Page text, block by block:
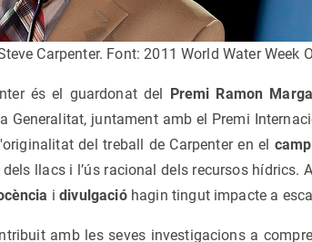
Carpenter. Font: 2011 World Water Week
és el guardonat del Premi Ramon
Generalitat, juntament amb el Premi
del treball de Carpenter en el
llacs i l’ús racional dels recursos hídrics.
idivulgacióhagin tingut impacte a
amb les seves investigacions a